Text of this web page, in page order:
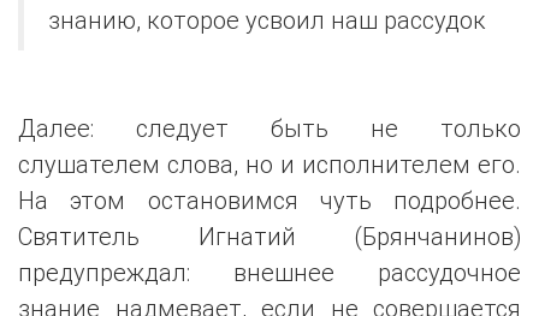
знанию, которое усвоил наш рассудок
Далее: следует быть не только
слушателем слова, но и исполнителем его.
На этом остановимся чуть подробнее.
Святитель Игнатий (Брянчанинов)
предупреждал: внешнее рассудочное
знание надмевает, если не совершается